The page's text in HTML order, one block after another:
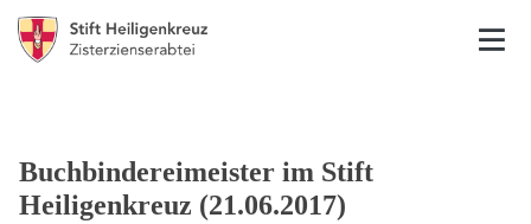
Buchbindereimeister im Stift
Heiligenkreuz (21.06.2017)